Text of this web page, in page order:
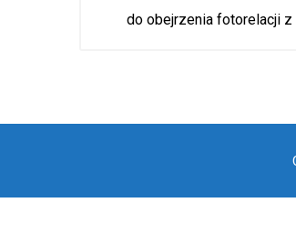
do obejrzenia fotorelacji z